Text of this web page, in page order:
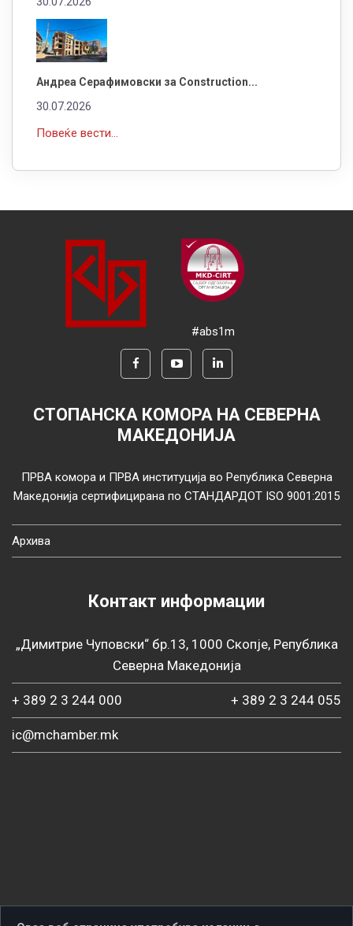
Андреа Серафимовски за Construction...
30.07.2026
Повеќе вести...
#abs1m
СТОПАНСКА КОМОРА НА СЕВЕРНА
МАКЕДОНИЈА
ПРВА комора и ПРВА институција во Република Северна
Македонија сертифицирана по СТАНДАРДОТ ISO 9001:2015
Архива
Контакт информации
„Димитрие Чуповски“ бр.13, 1000 Скопје, Република
Северна Македонија
+ 389 2 3 244 000 + 389 2 3 244 055
ic@mchamber.mk